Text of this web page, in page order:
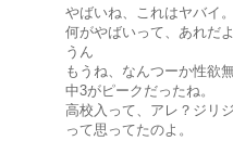
やばいね、これはヤバイ。
何がやばいって、あれだよ
うん
もうね、なんつーか性欲
中3がピークだったね。
高校入って、アレ？ジリ
って思ってたのよ。